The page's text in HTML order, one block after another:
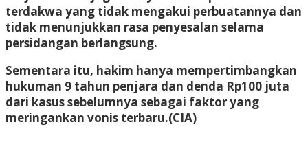
terdakwa yang tidak mengakui perbuatannya dan
tidak menunjukkan rasa penyesalan selama
persidangan berlangsung.
Sementara itu, hakim hanya mempertimbangkan
hukuman 9 tahun penjara dan denda Rp100 juta
dari kasus sebelumnya sebagai faktor yang
meringankan vonis terbaru.(CIA)